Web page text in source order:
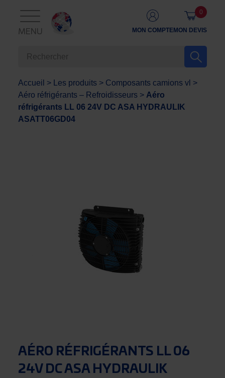
MENU MON COMPTEMON DEVIS
0
Accueil > Les produits > Composants camions vl >
Aéro réfrigérants – Refroidisseurs > Aéro
réfrigérants LL 06 24V DC ASA HYDRAULIK
ASATT06GD04
AÉRO RÉFRIGÉRANTS LL 06
24V DC ASA HYDRAULIK